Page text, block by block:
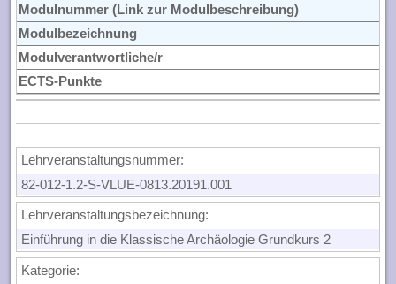
Modulnummer (Link zur Modulbeschreibung)
Modulbezeichnung
Modulverantwortliche/r
ECTS-Punkte
Lehrveranstaltungsnummer:
82-012-1.2-S-VLUE-0813.20191.001
Lehrveranstaltungsbezeichnung:
Einführung in die Klassische Archäologie Grundkurs 2
Kategorie: